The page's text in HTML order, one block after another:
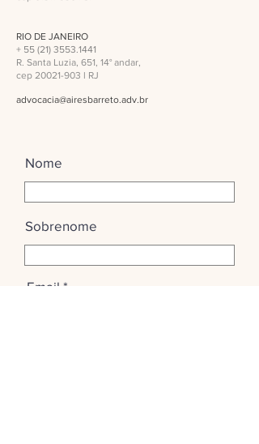
RIO DE JANEIRO
+ 55 (21) 3553.1441
R. Santa Luzia, 651, 14° andar,
cep 20021-903 l RJ
advocacia@airesbarreto.adv.br
Nome
Sobrenome
Email